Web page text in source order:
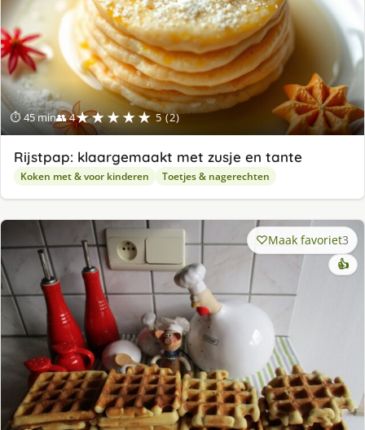
⏱ 45 min👥 4★★★★★ 5 (2)
Rijstpap: klaargemaakt met zusje en tante
Koken met & voor kinderen Toetjes & nagerechten
Maak favoriet3
👍